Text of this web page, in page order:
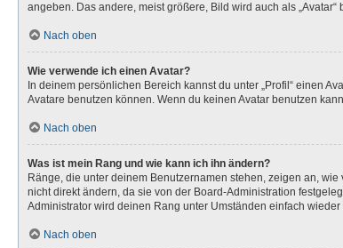
angeben. Das andere, meist größere, Bild wird auch als
Nach oben
Wie verwende ich einen Avatar?
In deinem persönlichen Bereich kannst du unter „Profil“ einen
Avatare benutzen können. Wenn du keinen Avatar benutzen
Nach oben
Was ist mein Rang und wie kann ich ihn ändern?
Ränge, die unter deinem Benutzernamen stehen, zeigen an,
nicht direkt ändern, da sie von der Board-Administration
Administrator wird deinen Rang unter Umständen einfach wieder
Nach oben